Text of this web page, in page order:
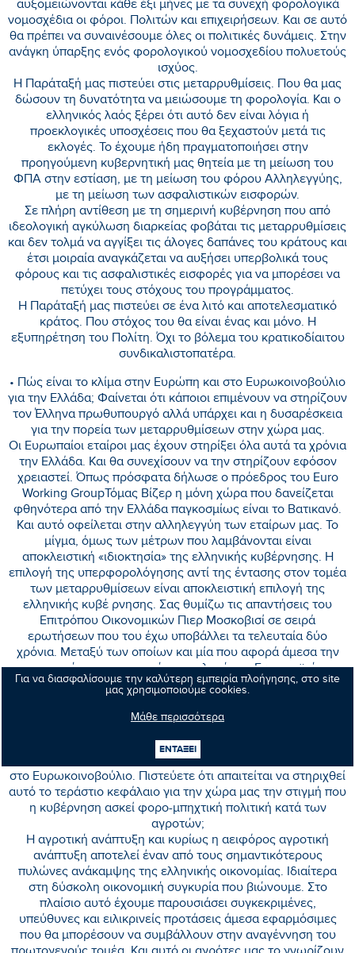
Για να διασφαλίσουμε την καλύτερη εμπειρία πλοήγησης, στο site
μας χρησιμοποιούμε cookies.
Μάθε περισσότερα
ΕΝΤΑΞΕΙ
αυξομειώνονται κάθε έξι μήνες με τα συνεχή φορολογικά
νομοσχέδια οι φόροι. Πολιτών και επιχειρήσεων. Και σε αυτό
θα πρέπει να συναινέσουμε όλες οι πολιτικές δυνάμεις. Στην
ανάγκη ύπαρξης ενός φορολογικού νομοσχεδίου πολυετούς
ισχύος.
Η Παράταξή μας πιστεύει στις μεταρρυθμίσεις. Που θα μας
δώσουν τη δυνατότητα να μειώσουμε τη φορολογία. Και ο
ελληνικός λαός ξέρει ότι αυτό δεν είναι λόγια ή
προεκλογικές υποσχέσεις που θα ξεχαστούν μετά τις
εκλογές. Το έχουμε ήδη πραγματοποιήσει στην
προηγούμενη κυβερνητική μας θητεία με τη μείωση του
ΦΠΑ στην εστίαση, με τη μείωση του φόρου Αλληλεγγύης,
με τη μείωση των ασφαλιστικών εισφορών.
Σε πλήρη αντίθεση με τη σημερινή κυβέρνηση που από
ιδεολογική αγκύλωση διαρκείας φοβάται τις μεταρρυθμίσεις
και δεν τολμά να αγγίξει τις άλογες δαπάνες του κράτους και
έτσι μοιραία αναγκάζεται να αυξήσει υπερβολικά τους
φόρους και τις ασφαλιστικές εισφορές για να μπορέσει να
πετύχει τους στόχους του προγράμματος.
Η Παράταξή μας πιστεύει σε ένα λιτό και αποτελεσματικό
κράτος. Που στόχος του θα είναι ένας και μόνο. Η
εξυπηρέτηση του Πολίτη. Όχι το βόλεμα του κρατικοδίαιτου
συνδικαλιστοπατέρα.
• Πώς είναι το κλίμα στην Ευρώπη και στο Ευρωκοινοβούλιο
για την Ελλάδα; Φαίνεται ότι κάποιοι επιμένουν να στηρίζουν
τον Έλληνα πρωθυπουργό αλλά υπάρχει και η δυσαρέσκεια
για την πορεία των μεταρρυθμίσεων στην χώρα μας.
Οι Ευρωπαίοι εταίροι μας έχουν στηρίξει όλα αυτά τα χρόνια
την Ελλάδα. Και θα συνεχίσουν να την στηρίζουν εφόσον
χρειαστεί. Όπως πρόσφατα δήλωσε ο πρόεδρος του Euro
Working GroupΤόμας Βίζερ η μόνη χώρα που δανείζεται
φθηνότερα από την Ελλάδα παγκοσμίως είναι το Βατικανό.
Και αυτό οφείλεται στην αλληλεγγύη των εταίρων μας. Το
μίγμα, όμως των μέτρων που λαμβάνονται είναι
αποκλειστική «ιδιοκτησία» της ελληνικής κυβέρνησης. Η
επιλογή της υπερφορολόγησης αντί της έντασης στον τομέα
των μεταρρυθμίσεων είναι αποκλειστική επιλογή της
ελληνικής κυβέ ρνησης. Σας θυμίζω τις απαντήσεις του
Επιτρόπου Οικονομικών Πιερ Μοσκοβισί σε σειρά
ερωτήσεων που του έχω υποβάλλει τα τελευταία δύο
χρόνια. Μεταξύ των οποίων και μία που αφορά άμεσα την
περιοχή σας για το αν ήταν επιλογή της Ευρωπαϊκής
Επιτροπής να καταργηθούν οι μειωμένοι συντελεστές ΦΠΑ.
Είμαι βέβαιος γιατί την προβάλλατε ότι θυμάστε την
απάντηση που ήταν «επιλογή της ελληνικής κυβέρνησης η
• Έχετε κάνει πολλές παρεμβάσεις για τον πρωτογενή τομέα
στο Ευρωκοινοβούλιο. Πιστεύετε ότι απαιτείται να στηριχθεί
αυτό το τεράστιο κεφάλαιο για την χώρα μας την στιγμή που
η κυβέρνηση ασκεί φορο-μπηχτική πολιτική κατά των
αγροτών;
Η αγροτική ανάπτυξη και κυρίως η αειφόρος αγροτική
ανάπτυξη αποτελεί έναν από τους σημαντικότερους
πυλώνες ανάκαμψης της ελληνικής οικονομίας. Ιδιαίτερα
στη δύσκολη οικονομική συγκυρία που βιώνουμε. Στο
πλαίσιο αυτό έχουμε παρουσιάσει συγκεκριμένες,
υπεύθυνες και ειλικρινείς προτάσεις άμεσα εφαρμόσιμες
που θα μπορέσουν να συμβάλλουν στην αναγέννηση του